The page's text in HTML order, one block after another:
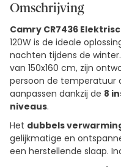
Omschrijving
Camry CR7436
120W is de ideale
nachten tijdens de
van 150x160 cm, zijn
persoon de temperatuur
aanpassen dankzij de 8
niveaus.
Het dubbels
gelijkmatige en
een herstellende slaap.